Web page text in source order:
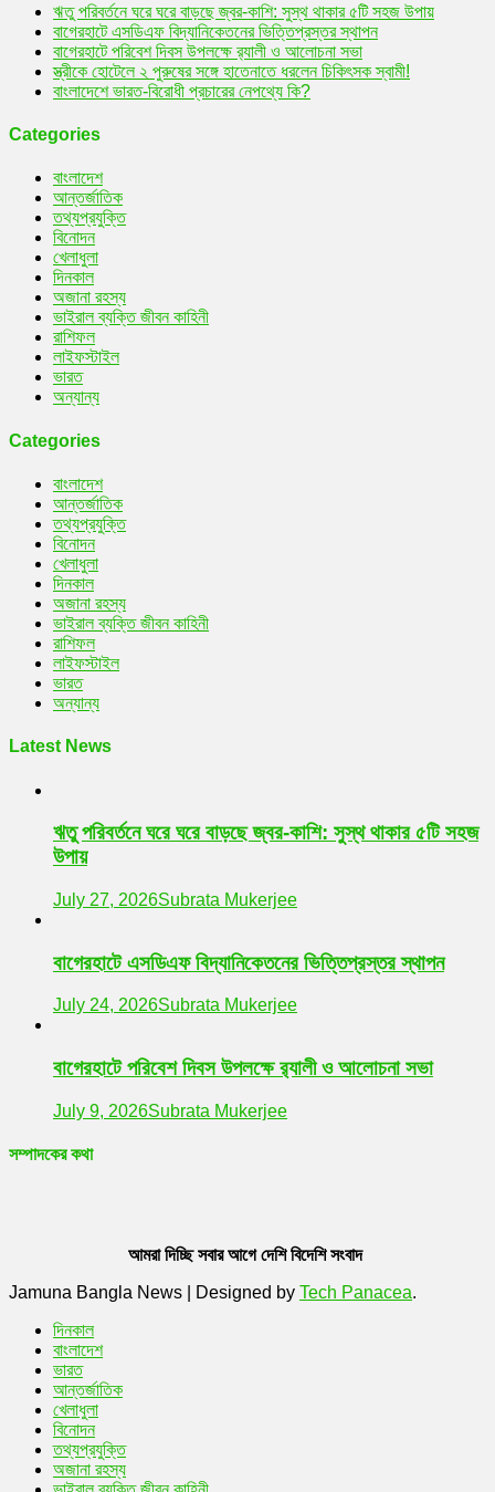
ঋতু পরিবর্তনে ঘরে ঘরে বাড়ছে জ্বর-কাশি: সুস্থ থাকার ৫টি সহজ উপায়
বাগেরহাটে এসডিএফ বিদ্যানিকেতনের ভিত্তিপ্রস্তর স্থাপন
বাগেরহাটে পরিবেশ দিবস উপলক্ষে র‌্যালী ও আলোচনা সভা
স্ত্রীকে হোটেলে ২ পুরুষের সঙ্গে হাতেনাতে ধরলেন চিকিৎসক স্বামী!
বাংলাদেশে ভারত-বিরোধী প্রচারের নেপথ্যে কি?
Categories
বাংলাদেশ
আন্তর্জাতিক
তথ্যপ্রযুক্তি
বিনোদন
খেলাধুলা
দিনকাল
অজানা রহস্য
ভাইরাল ব্যক্তি জীবন কাহিনী
রাশিফল
লাইফস্টাইল
ভারত
অন্যান্য
Categories
বাংলাদেশ
আন্তর্জাতিক
তথ্যপ্রযুক্তি
বিনোদন
খেলাধুলা
দিনকাল
অজানা রহস্য
ভাইরাল ব্যক্তি জীবন কাহিনী
রাশিফল
লাইফস্টাইল
ভারত
অন্যান্য
Latest News
ঋতু পরিবর্তনে ঘরে ঘরে বাড়ছে জ্বর-কাশি: সুস্থ থাকার ৫টি সহজ
উপায়
July 27, 2026Subrata Mukerjee
বাগেরহাটে এসডিএফ বিদ্যানিকেতনের ভিত্তিপ্রস্তর স্থাপন
July 24, 2026Subrata Mukerjee
বাগেরহাটে পরিবেশ দিবস উপলক্ষে র‌্যালী ও আলোচনা সভা
July 9, 2026Subrata Mukerjee
সম্পাদকের কথা
আমরা দিচ্ছি সবার আগে দেশি বিদেশি সংবাদ
Jamuna Bangla News
Designed by Tech Panacea.
দিনকাল
বাংলাদেশ
ভারত
আন্তর্জাতিক
খেলাধুলা
বিনোদন
তথ্যপ্রযুক্তি
অজানা রহস্য